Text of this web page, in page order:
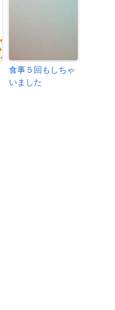
食事５回もしちゃ
いました